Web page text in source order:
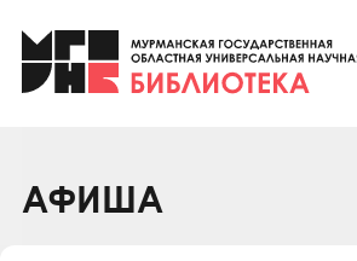
Клуб «Гиря и сельдерей»
Клуб «Семейный архив»
Коллегам
АФИША